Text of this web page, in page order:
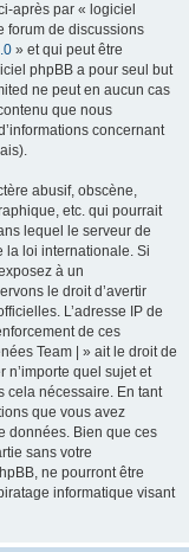
après par « logiciel
forum de discussions
» et qui peut être
phpBB a pour seul but
ne peut en aucun cas
que nous
concernant
abusif, obscène,
etc. qui pourrait
lequel le serveur de
la loi internationale. Si
à un
le droit d’avertir
L’adresse IP de
de ces
Team | » ait le droit de
n’importe quel sujet et
cela nécessaire. En tant
que vous avez
données. Bien que ces
sans votre
ne pourront être
informatique visant